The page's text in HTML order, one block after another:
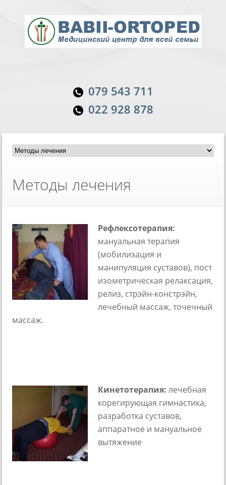
079 543 711
022 928 878
Методы лечения
Рефлексотерапия:
мануальная терапия
(мобилизация и
манипуляция суставов), пост
изометрическая релаксация,
релиз, стрэйн-констрэйн,
лечебный массаж, точечный
массаж.
Кинетотерапия: лечебная
корегирующая гимнастика,
разработка суставов,
аппаратное и мануальное
вытяжение